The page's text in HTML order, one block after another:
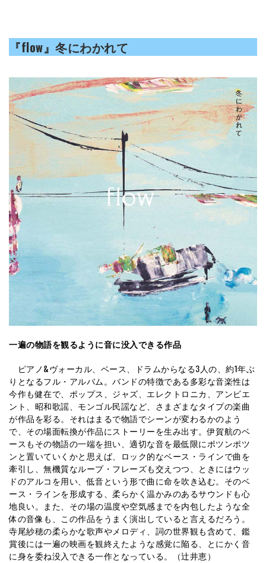
『flow』 冬にわかれて
一遍の物語を観るように音に没入できる作品
ピアノ&ヴォーカル、ベース、ドラムからなる3人の、約1年ぶ
りとなるフル・アルバム。バンドの特徴である多彩な音楽性は
今作も健在で、ポップス、ジャズ、エレクトロニカ、アンビエ
ント、昭和歌謡、モンゴル民謡など、さまざまなタイプの楽曲
が作品を彩る。それはまるで物語でシーンが変わるかのよう
で、その場面転換が作品にストーリーを生み出す。伊賀航のベ
ースもその物語の一端を担い、適切な音を最低限にポツンポツ
ンと置いていくかと思えば、ロック的なベース・ラインで曲を
牽引し、無機質なループ・フレーズも交えつつ、ときにはウッ
ドのアルコを用い、低音という形で曲に命を吹き込む。そのベ
ース・ラインを形成する、柔らかく温かみのあるサウンドも心
地良い。また、その場の温度や空気感までを内包したような全
体の音像も、この作品をうまく演出していると言えるだろう。
寺尾紗穂の柔らかな歌声やメロディ、詞の世界観も含めて、鑑
賞後には一遍の映画を観終えたような感覚に陥る、とにかく音
に身を委ね没入できる一作となっている。（辻井恵）